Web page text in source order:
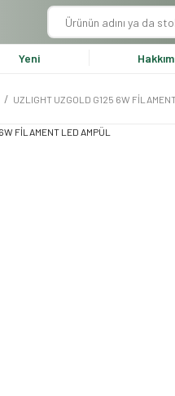
Yeni
UZLIGHT UZGOLD G125 6W